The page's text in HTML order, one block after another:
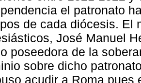
el patronato
de cada diócesis. El
José Manuel
poseedora de la
sobre dicho
acudir a Roma pues